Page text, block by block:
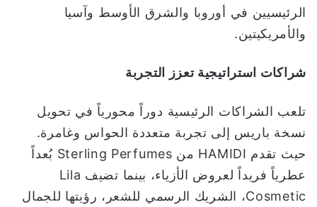
الرئيسيين في أوروبا والشرق الأوسط وآسيا
والأمريكيتين.
شراكات استراتيجية تعزز التجربة
تلعب الشراكات الرئيسية دوراً محورياً في تحويل
نسخة باريس إلى تجربة متعددة الحواس وغامرة.
حيث تقدم HAMIDI من Sterling Perfumes بُعداً
عطرياً فريداً لعروض الأزياء، بينما تضيف Lila
Cosmetic، الشريك الرسمي للشعر، رؤيتها للجمال